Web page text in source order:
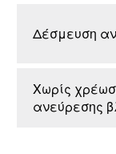
Δέσμευση
Χωρίς
ανεύρεσης